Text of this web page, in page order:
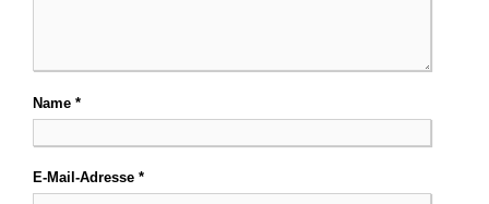
Name *
E-Mail-Adresse *